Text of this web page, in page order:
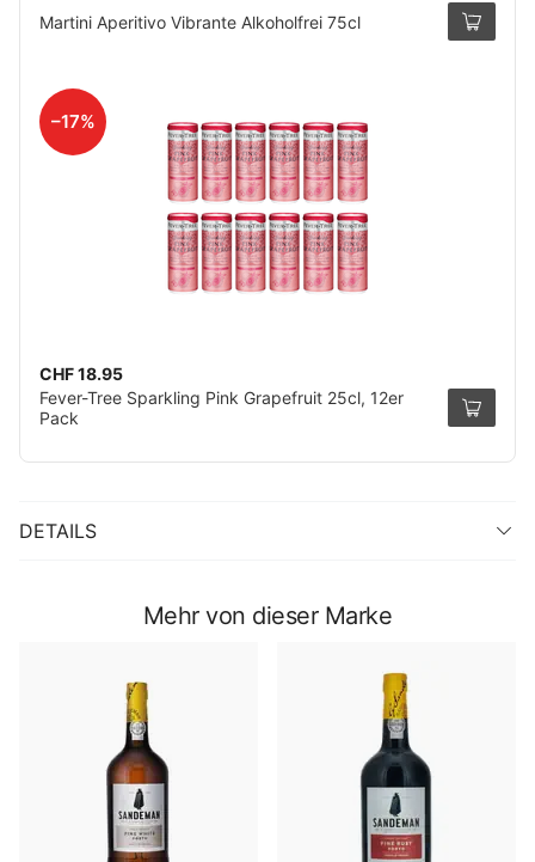
Martini Aperitivo Vibrante Alkoholfrei 75cl
–17%
CHF 18.95
Fever-Tree Sparkling Pink Grapefruit 25cl, 12er
Pack
DETAILS
Mehr von dieser Marke